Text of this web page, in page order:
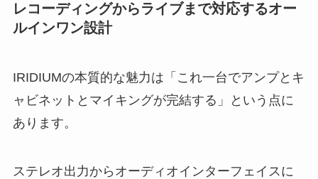
レコーディングからライブまで対応するオー
ルインワン設計
IRIDIUMの本質的な魅力は「これ一台でアンプとキ
ャビネットとマイキングが完結する」という点に
あります。
ステレオ出力からオーディオインターフェイスに